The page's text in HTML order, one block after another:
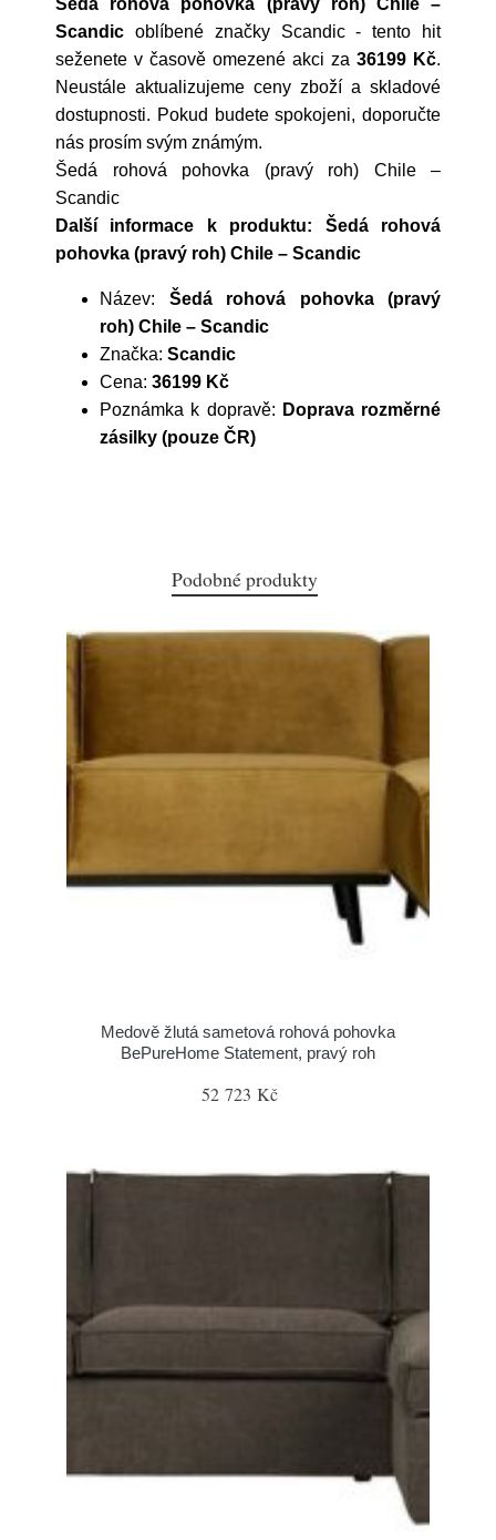
Šedá rohová pohovka (pravý roh) Chile –
Scandic oblíbené značky Scandic- tento hit
seženete v časově omezené akci za 36199 Kč.
Neustále aktualizujeme ceny zboží a skladové
dostupnosti. Pokud budete spokojeni, doporučte
nás prosím svým známým.
Šedá rohová pohovka (pravý roh) Chile –
Scandic
Další informace k produktu: Šedá rohová
pohovka (pravý roh) Chile – Scandic
Název: Šedá rohová pohovka (pravý
roh) Chile – Scandic
Značka: Scandic
Cena: 36199 Kč
Poznámka k dopravě: Doprava rozměrné
zásilky (pouze ČR)
Podobné produkty
Medově žlutá sametová rohová pohovka
BePureHome Statement, pravý roh
52 723 Kč